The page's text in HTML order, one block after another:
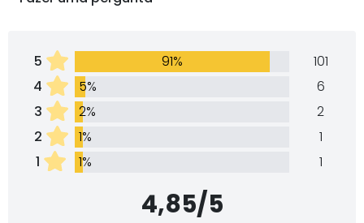
5 91%
101
4
5%
6
3
2%
2
2
1%
1
1
1% 1
4,85/5